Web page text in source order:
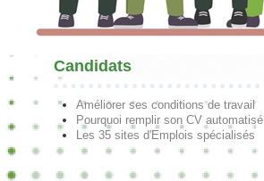
Candidats
Améliorer ses conditions de travail
Pourquoi remplir son CV
Les 35 sites d'Emplois spécialisés